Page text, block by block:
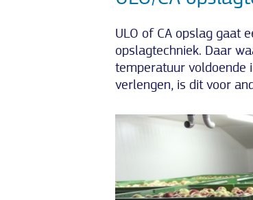
ULO of CA opslag gaat
opslagtechniek. Daar
temperatuur voldoende
verlengen, is dit voor